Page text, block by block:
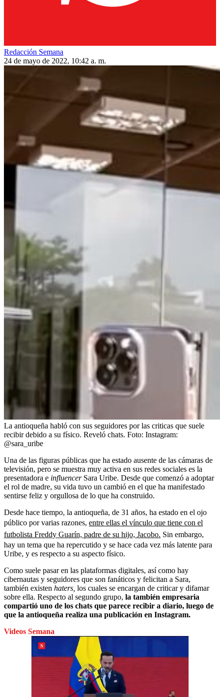
Redacción Semana
24 de mayo de 2022, 10:42 a. m.
La antioqueña habló con sus seguidores por las criticas que suele
recibir debido a su físico. Reveló chats. Foto: Instagram:
@sara_uribe
Una de las figuras públicas que ha estado ausente de las cámaras de
televisión, pero se muestra muy activa en sus redes sociales es la
presentadora e influencer Sara Uribe. Desde que comenzó a adoptar
el rol de madre, su vida tuvo un cambió en el que ha manifestado
sentirse feliz y orgullosa de lo que ha construido.
Desde hace tiempo, la antioqueña, de 31 años, ha estado en el ojo
público por varias razones, entre ellas el vínculo que tiene con el
futbolista Freddy Guarín, padre de su hijo, Jacobo. Sin embargo,
hay un tema que ha repercutido y se hace cada vez más latente para
Uribe, y es respecto a su aspecto físico.
Como suele pasar en las plataformas digitales, así como hay
cibernautas y seguidores que son fanáticos y felicitan a Sara,
también existen haters, los cuales se encargan de criticar y difamar
sobre ella. Respecto al segundo grupo, la también empresaria
compartió uno de los chats que parece recibir a diario, luego de
que la antioqueña realiza una publicación en Instagram.
Videos Semana